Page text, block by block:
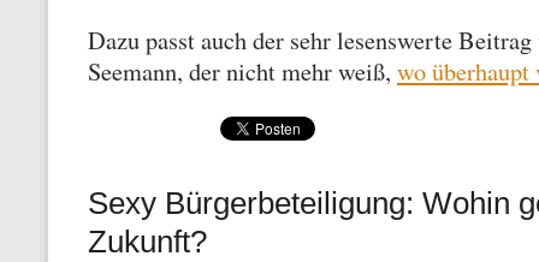
Dazu passt auch der sehr lesenswerte
Seemann, der nicht mehr weiß, wo überhaupt
Sexy Bürgerbeteiligung: Wohin
Zukunft?